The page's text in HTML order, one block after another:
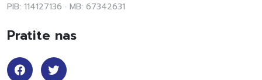
PIB: 114127136 · MB: 67342631
Pratite nas